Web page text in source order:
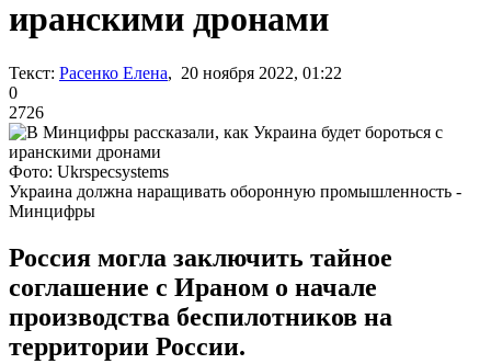
иранскими дронами
Текст: Расенко Елена, 20 ноября 2022, 01:22
0
2726
Фото: Ukrspecsystems
Украина должна наращивать оборонную промышленность -
Минцифры
Россия могла заключить тайное
соглашение с Ираном о начале
производства беспилотников на
территории России.